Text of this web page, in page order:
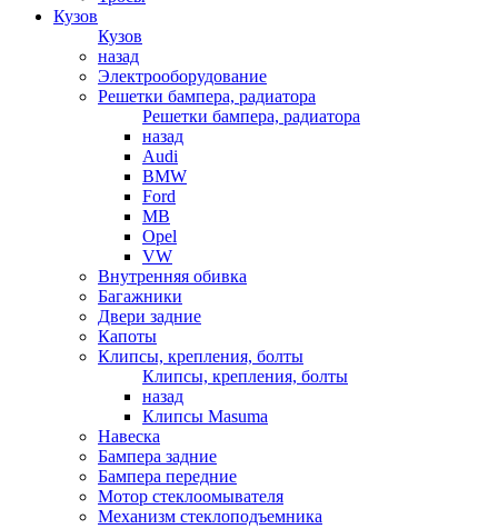
Кузов
Кузов
назад
Электрооборудование
Решетки бампера, радиатора
Решетки бампера, радиатора
назад
Audi
BMW
Ford
MB
Opel
VW
Внутренняя обивка
Багажники
Двери задние
Капоты
Клипсы, крепления, болты
Клипсы, крепления, болты
назад
Клипсы Masuma
Навеска
Бампера задние
Бампера передние
Мотор стеклоомывателя
Механизм стеклоподъемника